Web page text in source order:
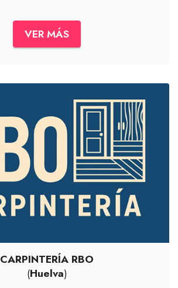
VER MÁS
CARPINTERÍA RBO
(Huelva)